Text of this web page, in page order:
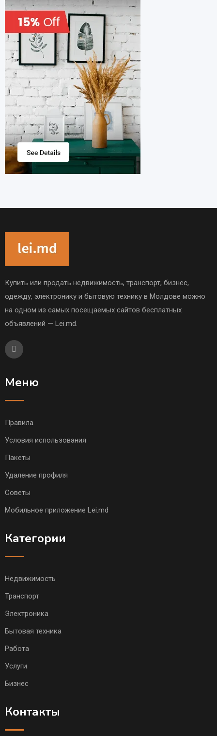
Купить или продать недвижимость, транспорт, бизнес,
одежду, электронику и бытовую технику в Молдове можно
на одном из самых посещаемых сайтов бесплатных
объявлений — Lei.md.
Меню
Правила
Условия использования
Пакеты
Удаление профиля
Советы
Мобильное приложение Lei.md
Категории
Недвижимость
Транспорт
Электроника
Бытовая техника
Работа
Услуги
Бизнес
Контакты